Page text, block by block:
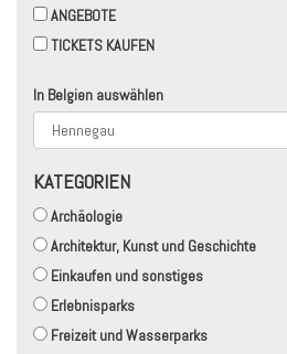
ANGEBOTE
TICKETS KAUFEN
In Belgien auswählen
KATEGORIEN
Archäologie
Architektur, Kunst und Geschichte
Einkaufen und sonstiges
Erlebnisparks
Freizeit und Wasserparks